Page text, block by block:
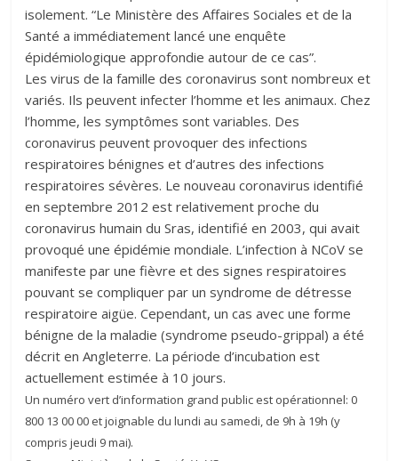
isolement. “Le Ministère des Affaires Sociales et de la
Santé a immédiatement lancé une enquête
épidémiologique approfondie autour de ce cas”.
Les virus de la famille des coronavirus sont nombreux et
variés. Ils peuvent infecter l’homme et les animaux. Chez
l’homme, les symptômes sont variables. Des
coronavirus peuvent provoquer des infections
respiratoires bénignes et d’autres des infections
respiratoires sévères. Le nouveau coronavirus identifié
en septembre 2012 est relativement proche du
coronavirus humain du Sras, identifié en 2003, qui avait
provoqué une épidémie mondiale. L’infection à NCoV se
manifeste par une fièvre et des signes respiratoires
pouvant se compliquer par un syndrome de détresse
respiratoire aigüe. Cependant, un cas avec une forme
bénigne de la maladie (syndrome pseudo-grippal) a été
décrit en Angleterre. La période d’incubation est
actuellement estimée à 10 jours.
Un numéro vert d’information grand public est opérationnel: 0
800 13 00 00 et joignable du lundi au samedi, de 9h à 19h (y
compris jeudi 9 mai).